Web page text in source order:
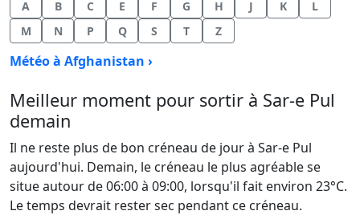
A B C E F G H J K
L
M
N P Q S T Z
Météo à Afghanistan ›
Meilleur moment pour sortir à Sar-e Pul
demain
Il ne reste plus de bon créneau de jour à Sar-e Pul
aujourd'hui. Demain, le créneau le plus agréable se
situe autour de 06:00 à 09:00, lorsqu'il fait environ 23°C.
Le temps devrait rester sec pendant ce créneau.